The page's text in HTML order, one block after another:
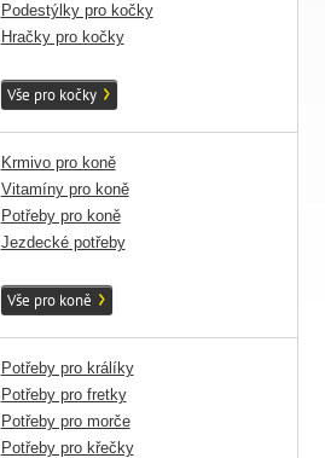
Podestýlky pro kočky
Hračky pro kočky
Vše pro kočky
Krmivo pro koně
Vitamíny pro koně
Potřeby pro koně
Jezdecké potřeby
Vše pro koně
Potřeby pro králíky
Potřeby pro fretky
Potřeby pro morče
Potřeby pro křečky